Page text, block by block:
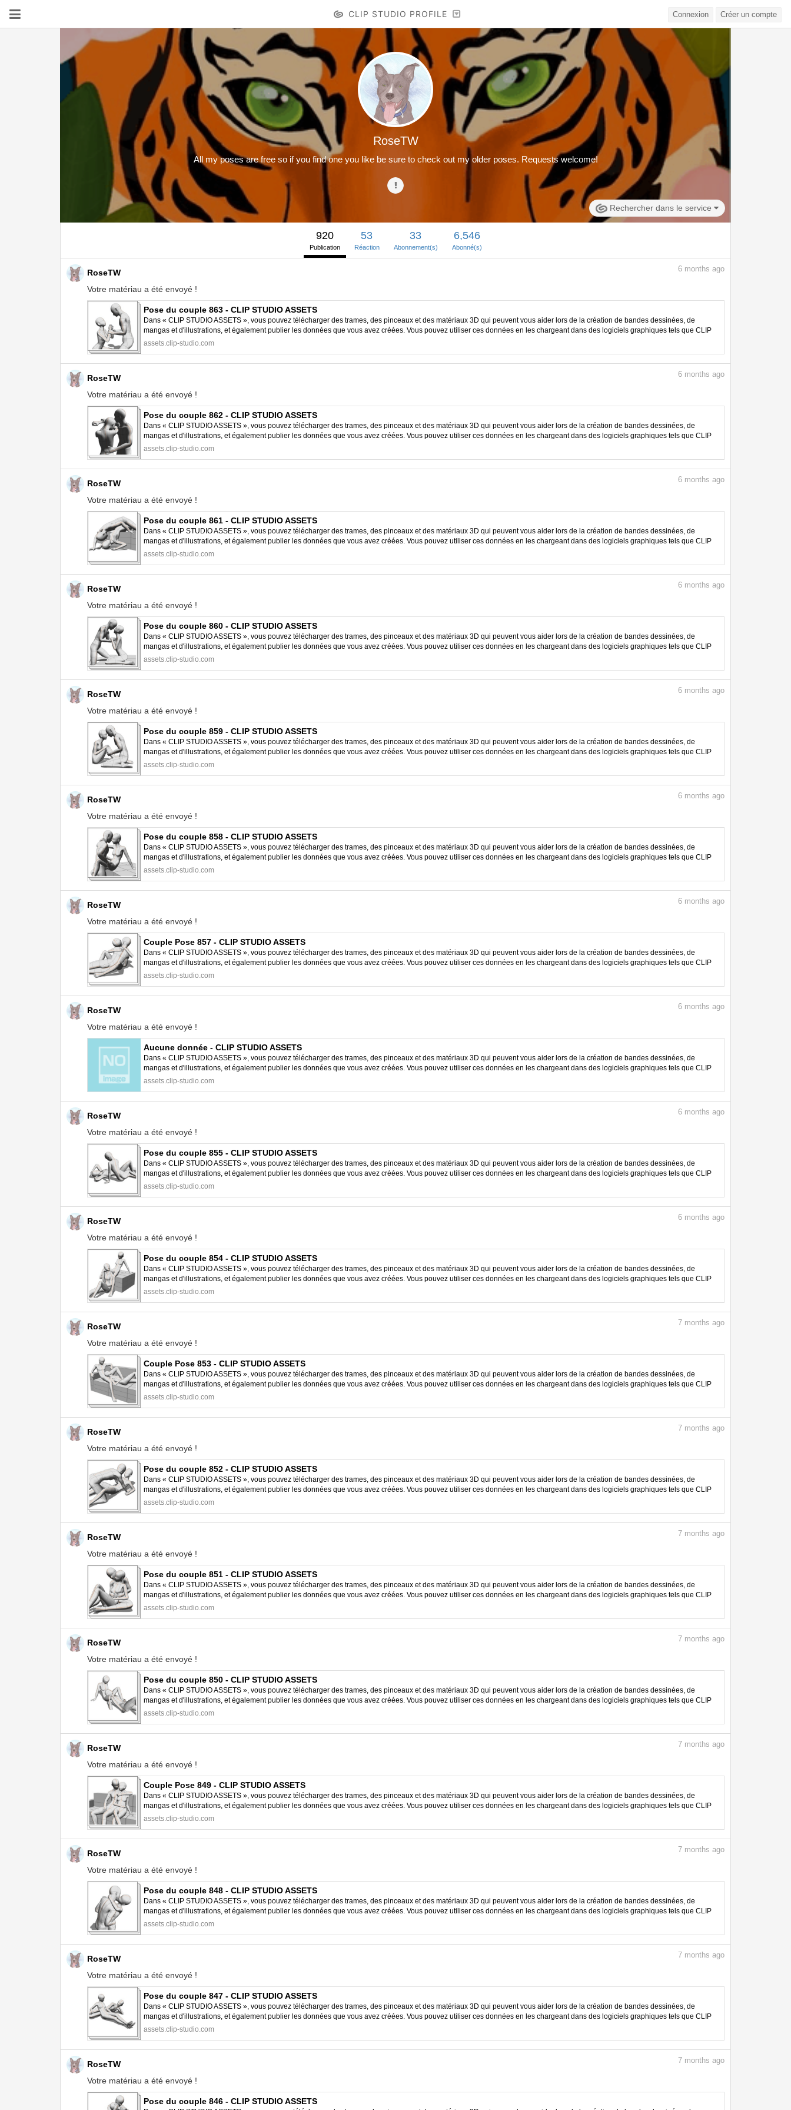
CLIP STUDIO PROFILE Connexion Créer un compte
RoseTW
All my poses are free so if you find one you like be sure to check out my older poses. Requests welcome!
Rechercher dans le service
920
Publication
53
Réaction
33
Abonnement(s)
6,546
Abonné(s)
RoseTW
Votre matériau a été envoyé !
6 months ago
Pose du couple 863 - CLIP STUDIO ASSETS
Dans « CLIP STUDIO ASSETS », vous pouvez télécharger des trames, des pinceaux et des matériaux 3D qui peuvent vous aider lors de la création de bandes dessinées, de
mangas et d'illustrations, et également publier les données que vous avez créées. Vous pouvez utiliser ces données en les chargeant dans des logiciels graphiques tels que CLIP
STUDIO PAINT.
assets.clip-studio.com
RoseTW
Votre matériau a été envoyé !
6 months ago
Pose du couple 862 - CLIP STUDIO ASSETS
Dans « CLIP STUDIO ASSETS », vous pouvez télécharger des trames, des pinceaux et des matériaux 3D qui peuvent vous aider lors de la création de bandes dessinées, de
mangas et d'illustrations, et également publier les données que vous avez créées. Vous pouvez utiliser ces données en les chargeant dans des logiciels graphiques tels que CLIP
STUDIO PAINT.
assets.clip-studio.com
RoseTW
Votre matériau a été envoyé !
6 months ago
Pose du couple 861 - CLIP STUDIO ASSETS
Dans « CLIP STUDIO ASSETS », vous pouvez télécharger des trames, des pinceaux et des matériaux 3D qui peuvent vous aider lors de la création de bandes dessinées, de
mangas et d'illustrations, et également publier les données que vous avez créées. Vous pouvez utiliser ces données en les chargeant dans des logiciels graphiques tels que CLIP
STUDIO PAINT.
assets.clip-studio.com
RoseTW
Votre matériau a été envoyé !
6 months ago
Pose du couple 860 - CLIP STUDIO ASSETS
Dans « CLIP STUDIO ASSETS », vous pouvez télécharger des trames, des pinceaux et des matériaux 3D qui peuvent vous aider lors de la création de bandes dessinées, de
mangas et d'illustrations, et également publier les données que vous avez créées. Vous pouvez utiliser ces données en les chargeant dans des logiciels graphiques tels que CLIP
STUDIO PAINT.
assets.clip-studio.com
RoseTW
Votre matériau a été envoyé !
6 months ago
Pose du couple 859 - CLIP STUDIO ASSETS
Dans « CLIP STUDIO ASSETS », vous pouvez télécharger des trames, des pinceaux et des matériaux 3D qui peuvent vous aider lors de la création de bandes dessinées, de
mangas et d'illustrations, et également publier les données que vous avez créées. Vous pouvez utiliser ces données en les chargeant dans des logiciels graphiques tels que CLIP
STUDIO PAINT.
assets.clip-studio.com
RoseTW
Votre matériau a été envoyé !
6 months ago
Pose du couple 858 - CLIP STUDIO ASSETS
Dans « CLIP STUDIO ASSETS », vous pouvez télécharger des trames, des pinceaux et des matériaux 3D qui peuvent vous aider lors de la création de bandes dessinées, de
mangas et d'illustrations, et également publier les données que vous avez créées. Vous pouvez utiliser ces données en les chargeant dans des logiciels graphiques tels que CLIP
STUDIO PAINT.
assets.clip-studio.com
RoseTW
Votre matériau a été envoyé !
6 months ago
Couple Pose 857 - CLIP STUDIO ASSETS
Dans « CLIP STUDIO ASSETS », vous pouvez télécharger des trames, des pinceaux et des matériaux 3D qui peuvent vous aider lors de la création de bandes dessinées, de
mangas et d'illustrations, et également publier les données que vous avez créées. Vous pouvez utiliser ces données en les chargeant dans des logiciels graphiques tels que CLIP
STUDIO PAINT.
assets.clip-studio.com
RoseTW
Votre matériau a été envoyé !
6 months ago
Aucune donnée - CLIP STUDIO ASSETS
Dans « CLIP STUDIO ASSETS », vous pouvez télécharger des trames, des pinceaux et des matériaux 3D qui peuvent vous aider lors de la création de bandes dessinées, de
mangas et d'illustrations, et également publier les données que vous avez créées. Vous pouvez utiliser ces données en les chargeant dans des logiciels graphiques tels que CLIP
STUDIO PAINT.
assets.clip-studio.com
RoseTW
Votre matériau a été envoyé !
6 months ago
Pose du couple 855 - CLIP STUDIO ASSETS
Dans « CLIP STUDIO ASSETS », vous pouvez télécharger des trames, des pinceaux et des matériaux 3D qui peuvent vous aider lors de la création de bandes dessinées, de
mangas et d'illustrations, et également publier les données que vous avez créées. Vous pouvez utiliser ces données en les chargeant dans des logiciels graphiques tels que CLIP
STUDIO PAINT.
assets.clip-studio.com
RoseTW
Votre matériau a été envoyé !
6 months ago
Pose du couple 854 - CLIP STUDIO ASSETS
Dans « CLIP STUDIO ASSETS », vous pouvez télécharger des trames, des pinceaux et des matériaux 3D qui peuvent vous aider lors de la création de bandes dessinées, de
mangas et d'illustrations, et également publier les données que vous avez créées. Vous pouvez utiliser ces données en les chargeant dans des logiciels graphiques tels que CLIP
STUDIO PAINT.
assets.clip-studio.com
RoseTW
Votre matériau a été envoyé !
7 months ago
Couple Pose 853 - CLIP STUDIO ASSETS
Dans « CLIP STUDIO ASSETS », vous pouvez télécharger des trames, des pinceaux et des matériaux 3D qui peuvent vous aider lors de la création de bandes dessinées, de
mangas et d'illustrations, et également publier les données que vous avez créées. Vous pouvez utiliser ces données en les chargeant dans des logiciels graphiques tels que CLIP
STUDIO PAINT.
assets.clip-studio.com
RoseTW
Votre matériau a été envoyé !
7 months ago
Pose du couple 852 - CLIP STUDIO ASSETS
Dans « CLIP STUDIO ASSETS », vous pouvez télécharger des trames, des pinceaux et des matériaux 3D qui peuvent vous aider lors de la création de bandes dessinées, de
mangas et d'illustrations, et également publier les données que vous avez créées. Vous pouvez utiliser ces données en les chargeant dans des logiciels graphiques tels que CLIP
STUDIO PAINT.
assets.clip-studio.com
RoseTW
Votre matériau a été envoyé !
7 months ago
Pose du couple 851 - CLIP STUDIO ASSETS
Dans « CLIP STUDIO ASSETS », vous pouvez télécharger des trames, des pinceaux et des matériaux 3D qui peuvent vous aider lors de la création de bandes dessinées, de
mangas et d'illustrations, et également publier les données que vous avez créées. Vous pouvez utiliser ces données en les chargeant dans des logiciels graphiques tels que CLIP
STUDIO PAINT.
assets.clip-studio.com
RoseTW
Votre matériau a été envoyé !
7 months ago
Pose du couple 850 - CLIP STUDIO ASSETS
Dans « CLIP STUDIO ASSETS », vous pouvez télécharger des trames, des pinceaux et des matériaux 3D qui peuvent vous aider lors de la création de bandes dessinées, de
mangas et d'illustrations, et également publier les données que vous avez créées. Vous pouvez utiliser ces données en les chargeant dans des logiciels graphiques tels que CLIP
STUDIO PAINT.
assets.clip-studio.com
RoseTW
Votre matériau a été envoyé !
7 months ago
Couple Pose 849 - CLIP STUDIO ASSETS
Dans « CLIP STUDIO ASSETS », vous pouvez télécharger des trames, des pinceaux et des matériaux 3D qui peuvent vous aider lors de la création de bandes dessinées, de
mangas et d'illustrations, et également publier les données que vous avez créées. Vous pouvez utiliser ces données en les chargeant dans des logiciels graphiques tels que CLIP
STUDIO PAINT.
assets.clip-studio.com
RoseTW
Votre matériau a été envoyé !
7 months ago
Pose du couple 848 - CLIP STUDIO ASSETS
Dans « CLIP STUDIO ASSETS », vous pouvez télécharger des trames, des pinceaux et des matériaux 3D qui peuvent vous aider lors de la création de bandes dessinées, de
mangas et d'illustrations, et également publier les données que vous avez créées. Vous pouvez utiliser ces données en les chargeant dans des logiciels graphiques tels que CLIP
STUDIO PAINT.
assets.clip-studio.com
RoseTW
Votre matériau a été envoyé !
7 months ago
Pose du couple 847 - CLIP STUDIO ASSETS
Dans « CLIP STUDIO ASSETS », vous pouvez télécharger des trames, des pinceaux et des matériaux 3D qui peuvent vous aider lors de la création de bandes dessinées, de
mangas et d'illustrations, et également publier les données que vous avez créées. Vous pouvez utiliser ces données en les chargeant dans des logiciels graphiques tels que CLIP
STUDIO PAINT.
assets.clip-studio.com
RoseTW
Votre matériau a été envoyé !
7 months ago
Pose du couple 846 - CLIP STUDIO ASSETS